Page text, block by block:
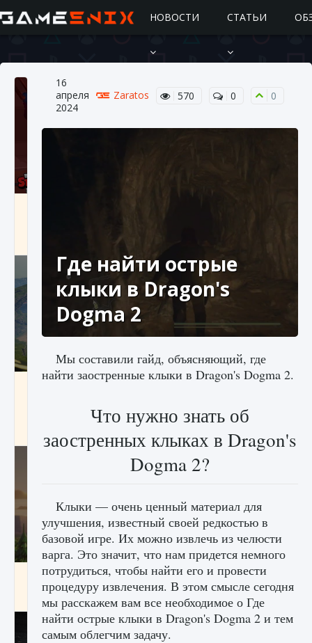
НОВОСТИ СТАТЬИ
Как исправить ошибку Palworld «Идет
сохранение данных мира»
Как заработать медали лиги Clash of Clans
9 августа 2024
16
апреля
2024
Zaratos 570 0 0
Где найти острые
клыки в Dragon's
Dogma 2
Мы составили гайд, объясняющий, где
найти заостренные клыки в Dragon's Dogma 2.
Что нужно знать об
заостренных клыках в Dragon's
Dogma 2?
Клыки — очень ценный материал для
улучшения, известный своей редкостью в
базовой игре. Их можно извлечь из челюсти
варга. Это значит, что нам придется немного
потрудиться, чтобы найти его и провести
процедуру извлечения. В этом смысле сегодня
мы расскажем вам все необходимое о Где
найти острые клыки в Dragon's Dogma 2 и тем
самым облегчим задачу.